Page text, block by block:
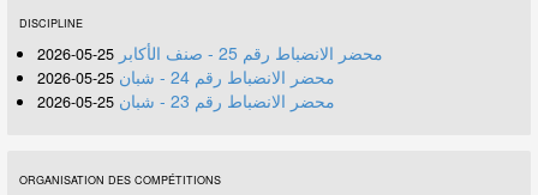
DISCIPLINE
محضر الانضباط رقم 25 - صنف الأكابر 25-05-2026
محضر الانضباط رقم 24 - شبان 25-05-2026
محضر الانضباط رقم 23 - شبان 25-05-2026
ORGANISATION DES COMPÉTITIONS